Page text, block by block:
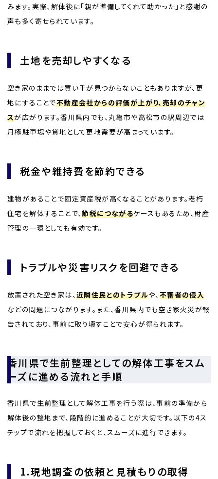
みます。実際、解体後に「親が準備してくれて助かった」と感謝の
声も多く寄せられています。
土地を売却しやすくなる
空き家のままでは買い手が見つからないこともありますが、更
地にすることで不動産会社からの評価が上がり、売却のチャン
スが広がります。香川県内でも、丸亀市や高松市の駅周辺では
月極駐車場や貸地として更地需要が高まっています。
税金や維持費を節約できる
建物があることで固定資産税が高くなることがあります。老朽
住宅を解体することで、節税につながるケースもあるため、財産
管理の一環としても有効です。
トラブルや災害リスクを回避できる
放置された空き家は、近隣住民とのトラブルや、 不審者の侵入
などの問題につながります。また、香川県内でも空き家火災が報
告されており、事前に取り壊すことで安心が得られます。
香川県で生前整理としての解体工事をスム
ーズに進める流れと手順
香川県で生前整理として解体工事を行う際は、事前の準備から
解体後の整地まで、段階的に進めることが大切です。以下の4ス
テップで流れを把握しておくと、スムーズに進行できます。
1.現地調査の依頼と見積もりの取得